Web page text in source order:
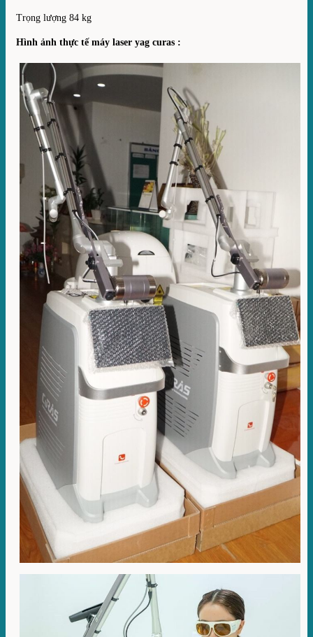
Trọng lượng 84 kg
Hình ảnh thực tế máy laser yag curas :